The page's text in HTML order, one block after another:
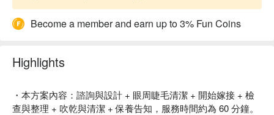
Become a member and earn up to 3% Fun Coins
Highlights
・本方案內容：諮詢與設計 + 眼周睫毛清潔 + 開始嫁接 + 檢
查與整理 + 吹乾與清潔 + 保養告知，服務時間約為 60 分鐘。